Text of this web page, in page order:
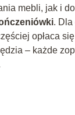
mebli, jak i
. Dla
opłaca
– każde